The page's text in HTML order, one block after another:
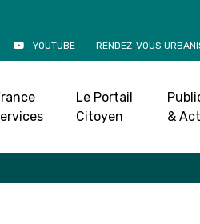
YOUTUBE RENDEZ-VOUS
Le Portail
Citoyen
&
Accueil»Agenda